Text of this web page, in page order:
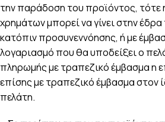
την παράδοση του προϊόντος,
χρημάτων μπορεί να γίνει στην έδρα
κατόπιν προσυνεννόησης, ή με
λογαριασμό που θα υποδείξει ο
πληρωμής με τραπεζικό έμβασμα η
επίσης με τραπεζικό έμβασμα στον
πελάτη.